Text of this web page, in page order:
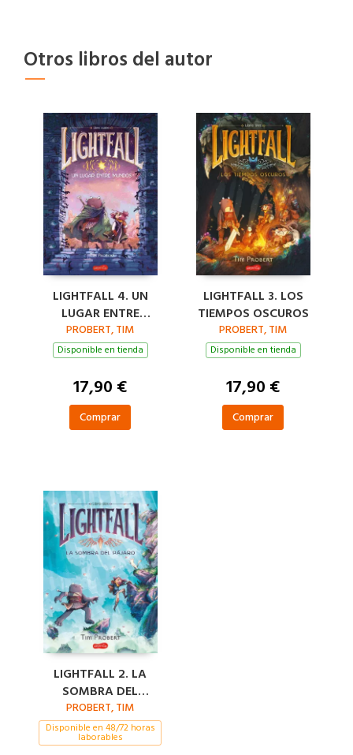
Otros libros del autor
LIGHTFALL 4. UN
LUGAR ENTRE
MUNDOS
PROBERT, TIM
Disponible en tienda
17,90 €
Comprar
LIGHTFALL 3. LOS
TIEMPOS OSCUROS
PROBERT, TIM
Disponible en tienda
17,90 €
Comprar
LIGHTFALL 2. LA
SOMBRA DEL
PÁJARO
PROBERT, TIM
Disponible en 48/72 horas
laborables